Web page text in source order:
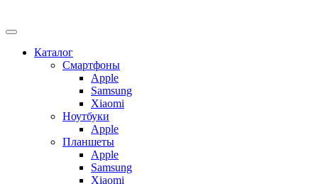
Каталог
Смартфоны
Apple
Samsung
Xiaomi
Ноутбуки
Apple
Планшеты
Apple
Samsung
Xiaomi